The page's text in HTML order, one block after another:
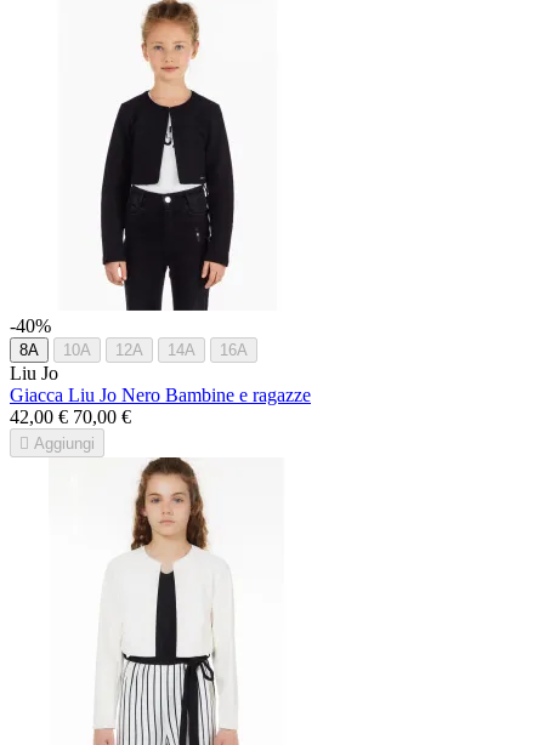
-40%
8A 10A 12A 14A 16A
Liu Jo
Giacca Liu Jo Nero Bambine e ragazze
42,00 € 70,00 €
 Aggiungi